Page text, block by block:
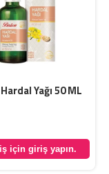
Yağı 50 ML
için giriş yapın.